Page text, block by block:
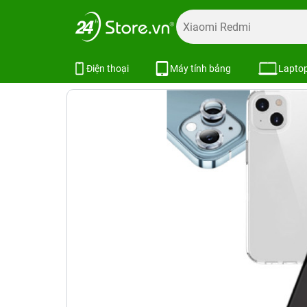
Điện thoại Máy tính bảng
Trang chủ Combo khuyến mãi